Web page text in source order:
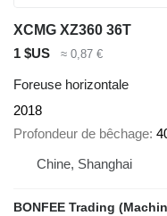
XCMG XZ360 36T
1 $US
≈ 0,87 €
Foreuse horizontale
2018
Profondeur de bêchage
Chine, Shanghai
BONFEE Trading